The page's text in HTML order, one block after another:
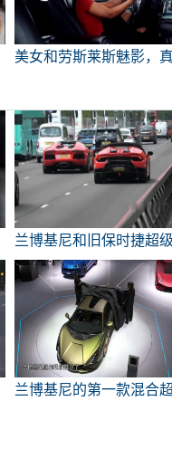
美女和劳斯莱斯魅影，
兰博基尼和旧保时捷超级
汽车
兰博基尼的第一款混合超